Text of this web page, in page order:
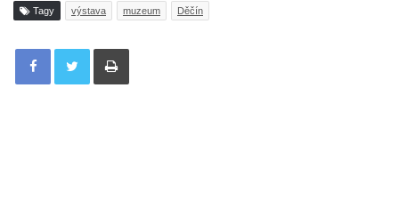
Tagy výstava muzeum Děčín
Tisknout